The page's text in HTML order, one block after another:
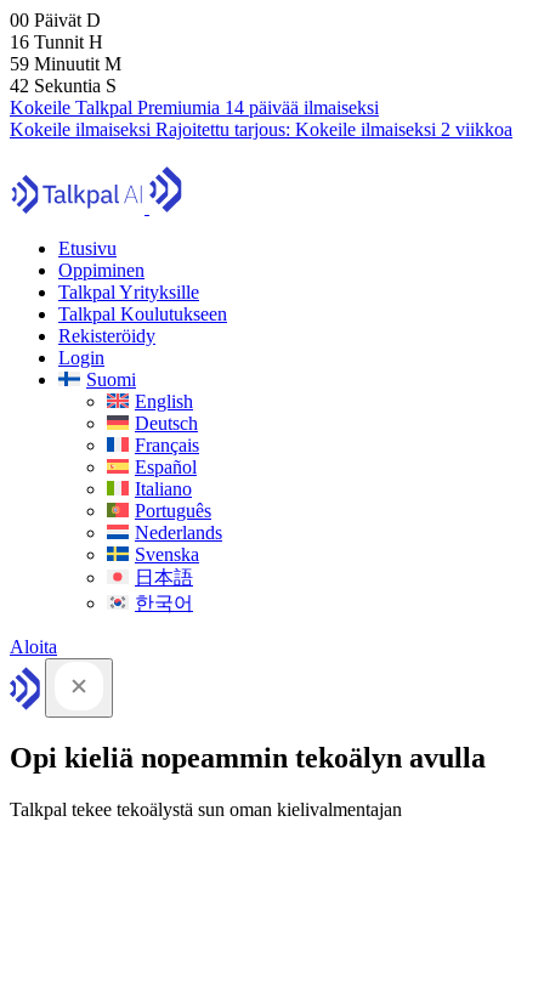
00 Päivät D
16 Tunnit H
59 Minuutit M
41 Sekuntia S
Kokeile Talkpal Premiumia 14 päivää ilmaiseksi
Kokeile ilmaiseksi Rajoitettu tarjous: Kokeile ilmaiseksi 2 viikkoa
Etusivu
Oppiminen
Talkpal Yrityksille
Talkpal Koulutukseen
Rekisteröidy
Login
Suomi
English
Deutsch
Français
Español
Italiano
Português
Nederlands
Svenska
日本語
한국어
Aloita
Opi kieliä nopeammin tekoälyn avulla
Talkpal tekee tekoälystä sun oman kielivalmentajan